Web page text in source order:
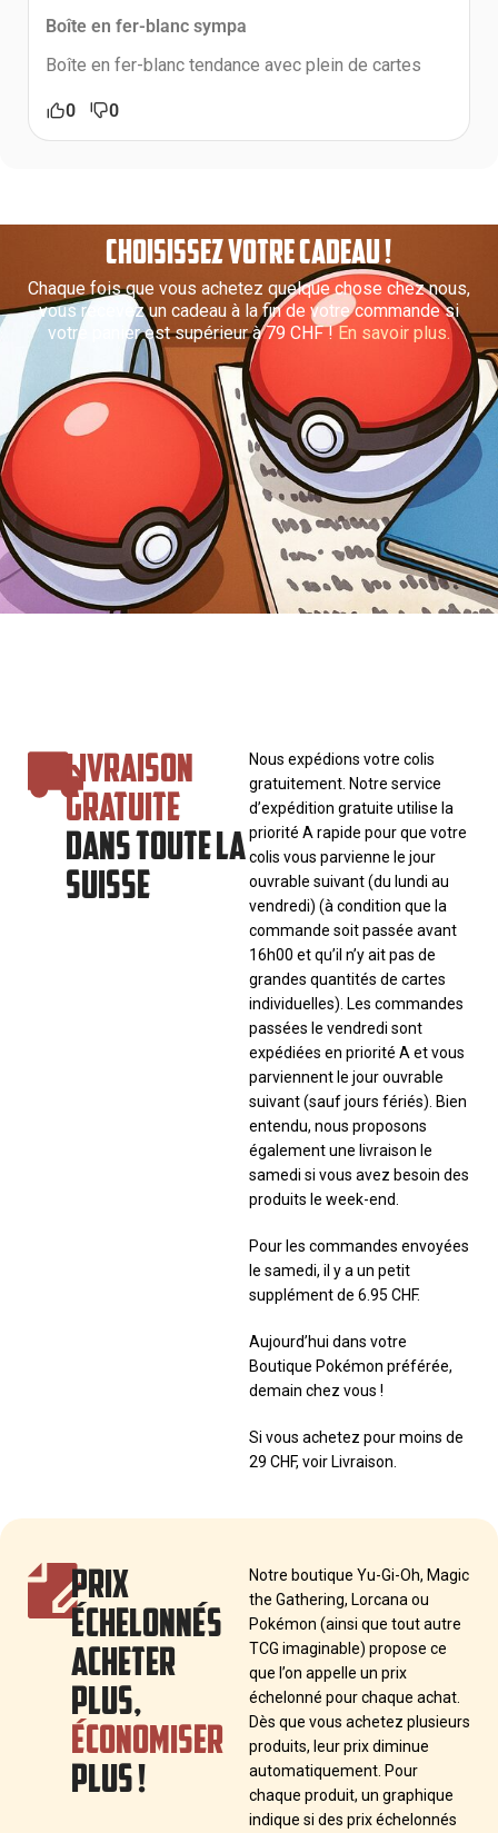
Boîte en fer-blanc sympa
Boîte en fer-blanc tendance avec plein de cartes
0 0
CHOISISSEZ VOTRE CADEAU !
Chaque fois que vous achetez quelque chose chez nous,
vous recevez un cadeau à la fin de votre commande si
votre panier est supérieur à 79 CHF !En savoir plus.
LIVRAISON
GRATUITE
DANS TOUTE LA
SUISSE
Nous expédions votre colis
gratuitement. Notre service
d’expédition gratuite utilise la
priorité A rapide pour que votre
colis vous parvienne le jour
ouvrable suivant (du lundi au
vendredi) (à condition que la
commande soit passée avant
16h00 et qu’il n’y ait pas de
grandes quantités de cartes
individuelles). Les commandes
passées le vendredi sont
expédiées en priorité A et vous
parviennent le jour ouvrable
suivant (sauf jours fériés). Bien
entendu, nous proposons
également une livraison le
samedi si vous avez besoin des
produits le week-end.
Pour les commandes envoyées
le samedi, il y a un petit
supplément de 6.95 CHF.
Aujourd’hui dans votre
Boutique Pokémon préférée,
demain chez vous !
Si vous achetez pour moins de
29 CHF, voir Livraison.
PRIX
ÉCHELONNÉS
ACHETER
PLUS,
ÉCONOMISER
PLUS !
Notre boutique Yu-Gi-Oh, Magic
the Gathering, Lorcana ou
Pokémon (ainsi que tout autre
TCG imaginable) propose ce
que l’on appelle un prix
échelonné pour chaque achat.
Dès que vous achetez plusieurs
produits, leur prix diminue
automatiquement. Pour
chaque produit, un graphique
indique si des prix échelonnés